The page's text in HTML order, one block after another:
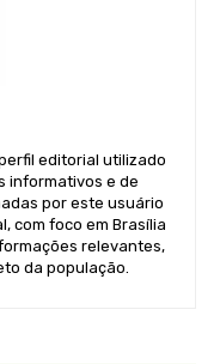
editorial utilizado
informativos e de
por este usuário
com foco em Brasília
relevantes,
da população.